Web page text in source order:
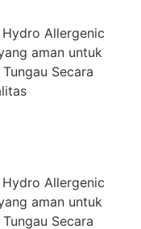
Allergenic
aman untuk
Secara
Allergenic
aman untuk
Secara